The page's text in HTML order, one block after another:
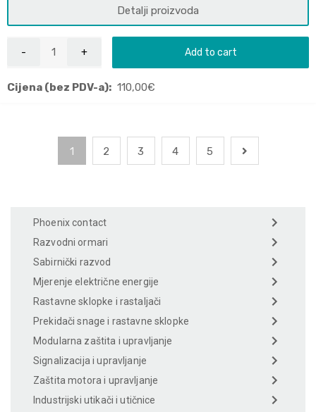
Detalji proizvoda
Add to cart
Cijena (bez PDV-a): 110,00€
1 2 3 4 5
Phoenix contact
Razvodni ormari
Sabirnički razvod
Mjerenje električne energije
Rastavne sklopke i rastaljači
Prekidači snage i rastavne sklopke
Modularna zaštita i upravljanje
Signalizacija i upravljanje
Zaštita motora i upravljanje
Industrijski utikači i utičnice